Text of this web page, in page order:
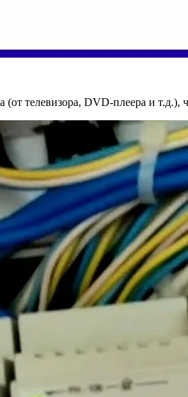
телевизора, DVD-плеера и т.д.),